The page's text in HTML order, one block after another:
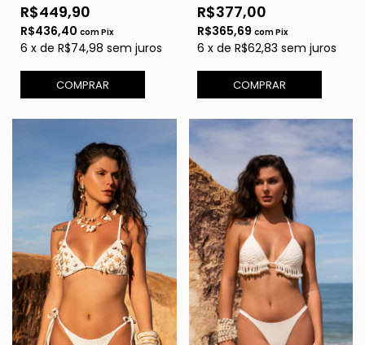
R$449,90
R$436,40 comPix
6 x de R$74,98 sem juros
COMPRAR
R$377,00
R$365,69 comPix
6 x de R$62,83 sem juros
COMPRAR